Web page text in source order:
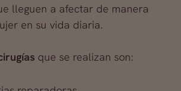
lleguen a afectar de manera
en su vida diaria.
que se realizan son: